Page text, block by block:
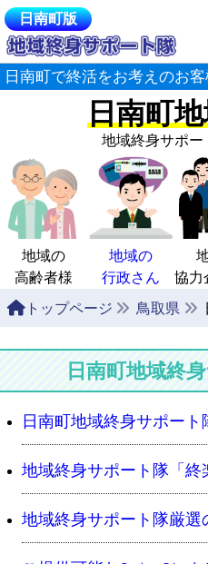
日南町版
日南町で終活をお考えのお
日南町
地域終身サポー
地域の
高齢者様
地域の
行政さん
協力
トップページ 鳥取県
日南町地域終
日南町地域終身サポー
地域終身サポート隊「
地域終身サポート隊厳選